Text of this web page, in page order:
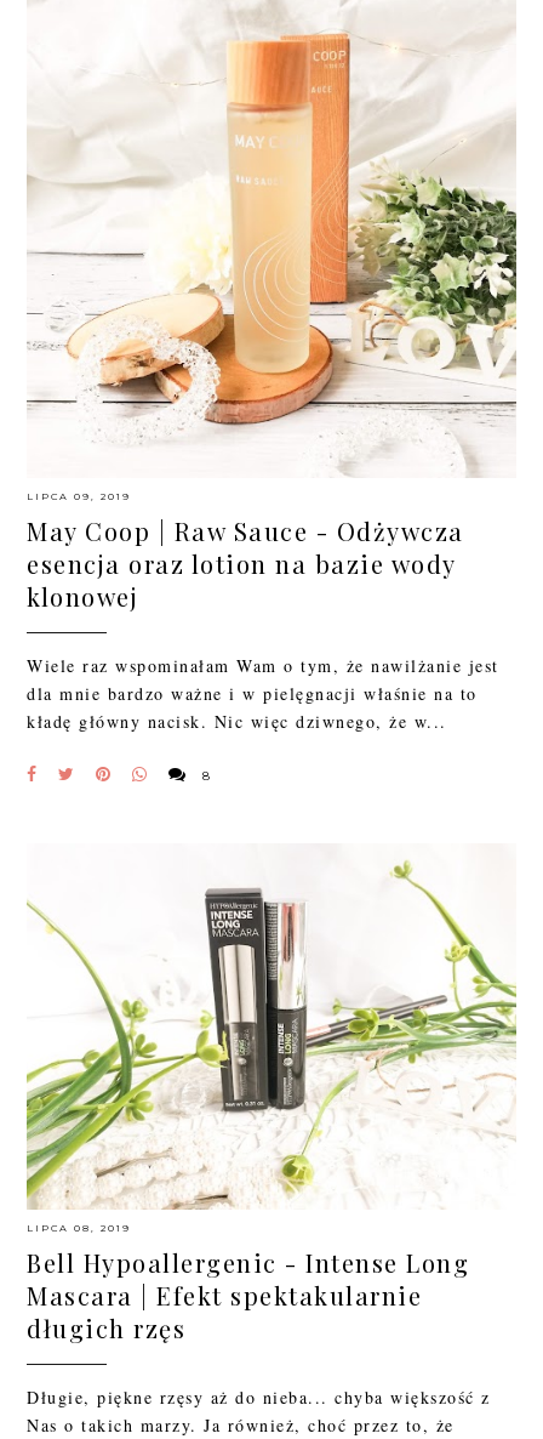
LIPCA 09, 2019
May Coop | Raw Sauce - Odżywcza
esencja oraz lotion na bazie wody
klonowej
Wiele raz wspominałam Wam o tym, że nawilżanie jest
dla mnie bardzo ważne i w pielęgnacji właśnie na to
kładę główny nacisk. Nic więc dziwnego, że w...
8
LIPCA 08, 2019
Bell Hypoallergenic - Intense Long
Mascara | Efekt spektakularnie
długich rzęs
Długie, piękne rzęsy aż do nieba... chyba większość z
Nas o takich marzy. Ja również, choć przez to, że